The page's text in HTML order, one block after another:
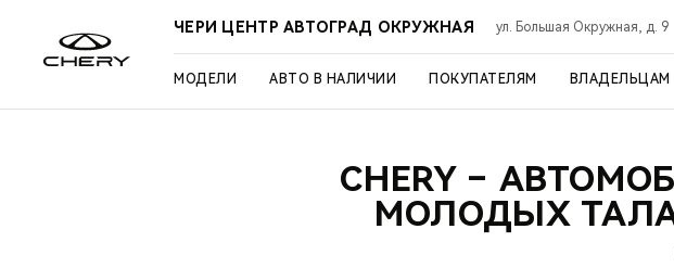
ЧЕРИ ЦЕНТР АВТОГРАД ОКРУЖНАЯ ул. Большая Окружная, д. 9
МОДЕЛИ АВТО В НАЛИЧИИ ПОКУПАТЕЛЯМ ВЛАДЕЛЬЦАМ
CHERY –
МОЛОДЫХ